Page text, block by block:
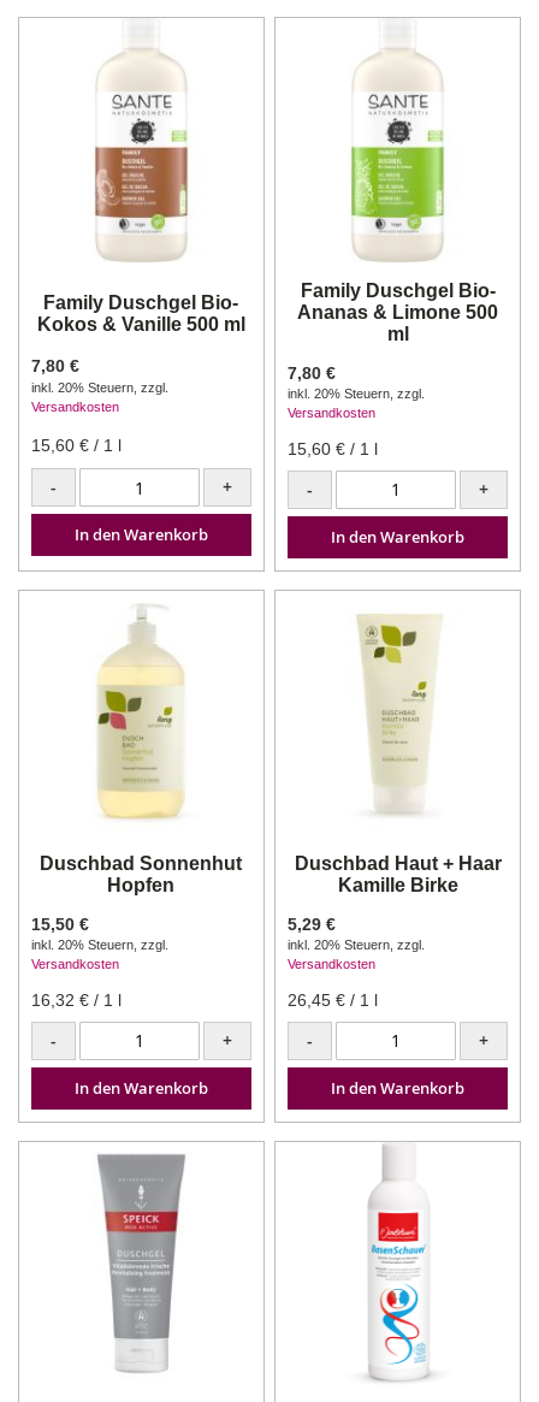
Family Duschgel Bio-
Kokos & Vanille 500 ml
7,80 €
inkl. 20% Steuern, zzgl.
Versandkosten
15,60 € / 1 l
- +
In den Warenkorb
Family Duschgel Bio-
Ananas & Limone 500
ml
7,80 €
inkl. 20% Steuern ,zzgl.
Versandkosten
15,60 € / 1 l
- +
In den Warenkorb
Duschbad Sonnenhut
Hopfen
15,50 €
inkl. 20% Steuern zzgl.
Versandkosten
16,32 € / 1 l
- +
In den Warenkorb
Duschbad Haut + Haar
Kamille Birke
5,29 €
inkl. 20% Steuern ,zzgl.
Versandkosten
26,45 € / 1 l
- +
In den Warenkorb